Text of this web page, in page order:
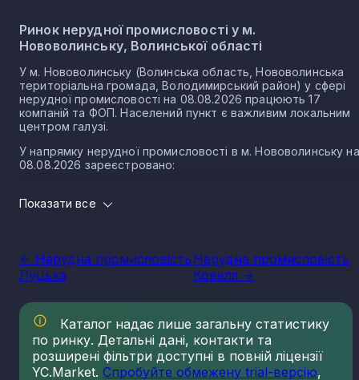
Ринок нерудної промисловості у м.
Нововолинську, Волинської області
У м. Нововолинську (Волинська область, Нововолинська
територіальна громада, Володимирський район) у сфері
нерудної промисловості на 08.08.2026 працюють 17
компаній та ФОП. Населений пункт є важливим локальним
центром галузі.
У напрямку нерудної промисловості в м. Нововолинську на
08.08.2026 зареєстровано:
11 ФОП
напрямком нерудної промисловості
Виторг компаній у напрямку нерудної промисловості у м.
Нерудна промисловість в місті Нововолинськ є частиною
важливого сектору національної економіки держави, що
прямо впливає на утворення національного ВВП.
Варто зазначити, що Україна має низку сприятливих умов
Показати все
<- Нерудна промисловість
Луцька
Нерудна промисловість
Ковеля ->
Каталог надає лише загальну статистику
по ринку. Детальні дані, контакти та
розширені фільтри доступні в повній ліцензії
YC.Market. Спробуйте обмежену trial-версію,